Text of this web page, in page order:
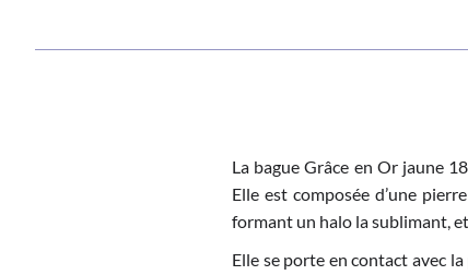
La bague Grâce en Or jaune
Elle est composée d’une
formant un halo la sublimant,
Elle se porte en contact avec